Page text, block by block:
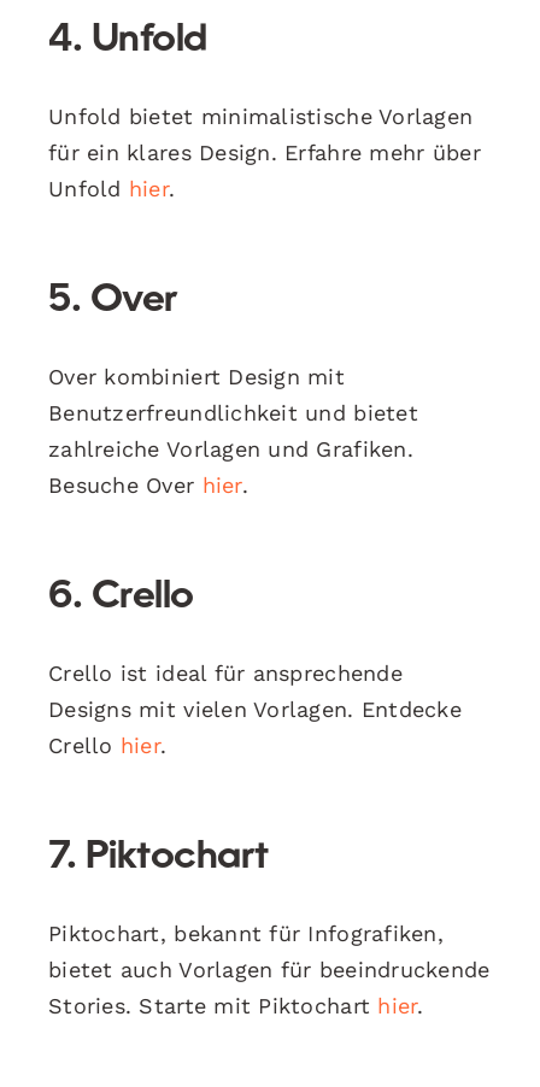
4. Unfold
Unfold bietet minimalistische Vorlagen
für ein klares Design. Erfahre mehr über
Unfold hier.
5. Over
Over kombiniert Design mit
Benutzerfreundlichkeit und bietet
zahlreiche Vorlagen und Grafiken.
Besuche Over hier.
6. Crello
Crello ist ideal für ansprechende
Designs mit vielen Vorlagen. Entdecke
Crello hier.
7. Piktochart
Piktochart, bekannt für Infografiken,
bietet auch Vorlagen für beeindruckende
Stories. Starte mit Piktochart hier.